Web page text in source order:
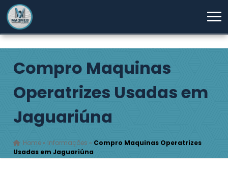
Compro Maquinas
Operatrizes Usadas em
Jaguariúna
Home » Informações » Compro Maquinas Operatrizes
Usadas em Jaguariúna